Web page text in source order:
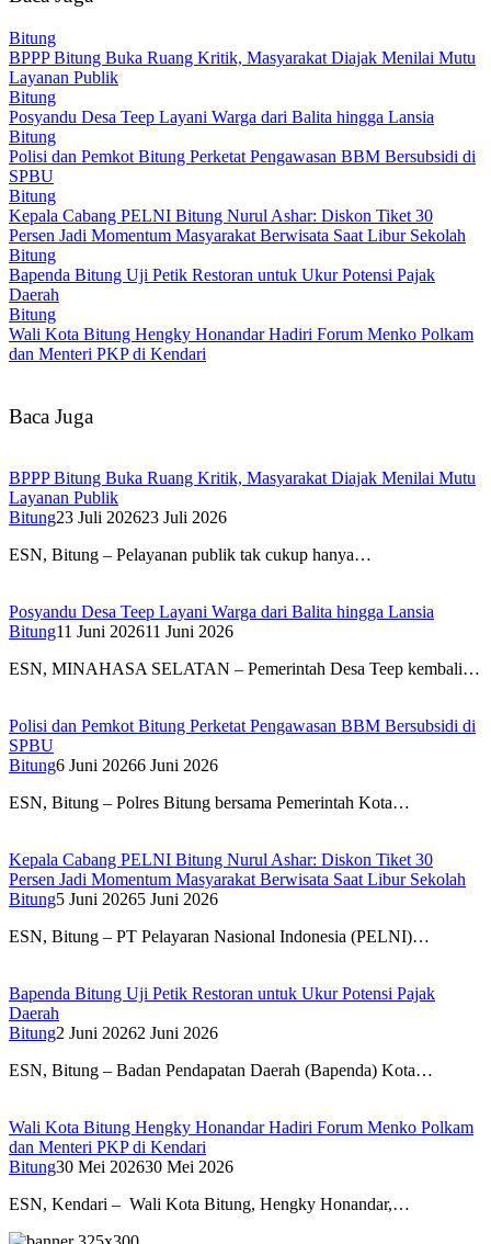
Bitung
BPPP Bitung Buka Ruang Kritik, Masyarakat Diajak Menilai Mutu
Layanan Publik
Bitung
Posyandu Desa Teep Layani Warga dari Balita hingga Lansia
Bitung
Polisi dan Pemkot Bitung Perketat Pengawasan BBM Bersubsidi di
SPBU
Bitung
Kepala Cabang PELNI Bitung Nurul Ashar: Diskon Tiket 30
Persen Jadi Momentum Masyarakat Berwisata Saat Libur Sekolah
Bitung
Bapenda Bitung Uji Petik Restoran untuk Ukur Potensi Pajak
Daerah
Bitung
Wali Kota Bitung Hengky Honandar Hadiri Forum Menko Polkam
dan Menteri PKP di Kendari
Baca Juga
BPPP Bitung Buka Ruang Kritik, Masyarakat Diajak Menilai Mutu
Layanan Publik
Bitung23 Juli 202623 Juli 2026
ESN, Bitung – Pelayanan publik tak cukup hanya…
Posyandu Desa Teep Layani Warga dari Balita hingga Lansia
Bitung11 Juni 202611 Juni 2026
ESN, MINAHASA SELATAN – Pemerintah Desa Teep kembali…
Polisi dan Pemkot Bitung Perketat Pengawasan BBM Bersubsidi di
SPBU
Bitung6 Juni 20266 Juni 2026
ESN, Bitung – Polres Bitung bersama Pemerintah Kota…
Kepala Cabang PELNI Bitung Nurul Ashar: Diskon Tiket 30
Persen Jadi Momentum Masyarakat Berwisata Saat Libur Sekolah
Bitung5 Juni 20265 Juni 2026
ESN, Bitung – PT Pelayaran Nasional Indonesia (PELNI)…
Bapenda Bitung Uji Petik Restoran untuk Ukur Potensi Pajak
Daerah
Bitung2 Juni 20262 Juni 2026
ESN, Bitung – Badan Pendapatan Daerah (Bapenda) Kota…
Wali Kota Bitung Hengky Honandar Hadiri Forum Menko Polkam
dan Menteri PKP di Kendari
Bitung30 Mei 202630 Mei 2026
ESN, Kendari – Wali Kota Bitung, Hengky Honandar,…